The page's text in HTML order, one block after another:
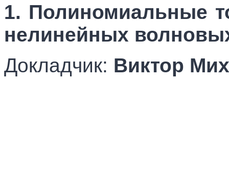
1. Полиномиальные
нелинейных
Докладчик: Виктор